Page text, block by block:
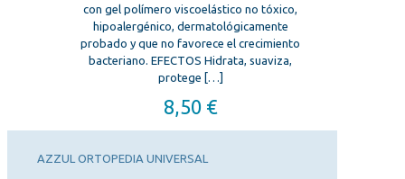
con gel polímero viscoelástico no tóxico,
hipoalergénico, dermatológicamente
probado y que no favorece el crecimiento
bacteriano. EFECTOS Hidrata, suaviza,
protege […]
8,50 €
AZZUL ORTOPEDIA UNIVERSAL